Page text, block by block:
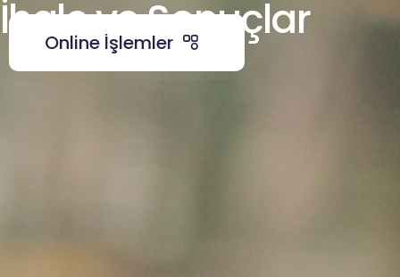
Online İşlemler
İhale ve Sonuçlar